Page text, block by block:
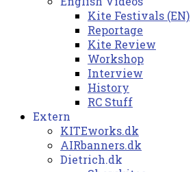
Kite Festivals (EN)
Reportage
Kite Review
Workshop
Interview
History
RC Stuff
Extern
KITEworks.dk
AIRbanners.dk
Dietrich.dk